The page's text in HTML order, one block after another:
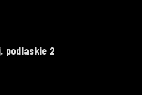
podlaskie 2